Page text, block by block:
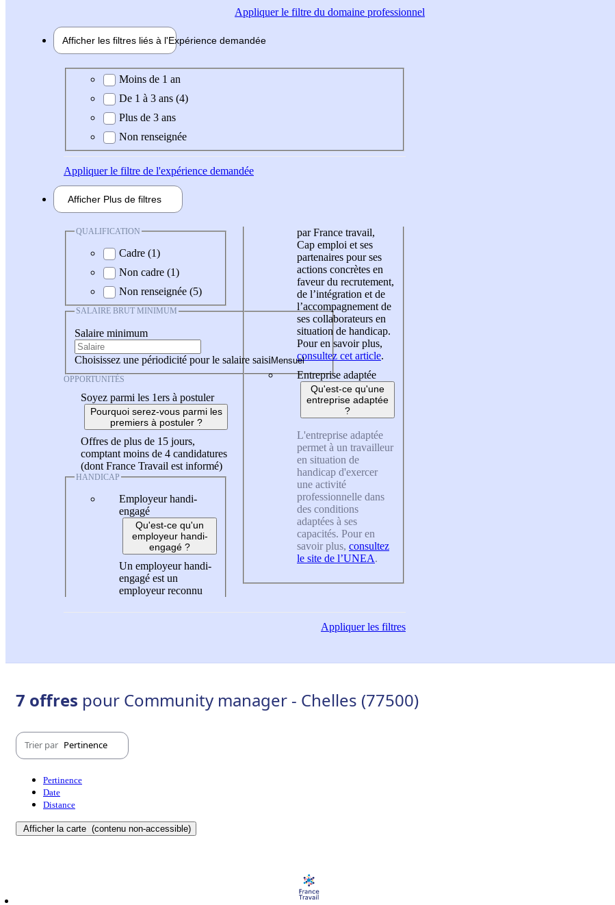
Appliquerle filtre du domaine professionnel
Afficher les filtres liés à l'Expérience demandée
Expérience demandée
Moins de 1 an
De 1 à 3 ans (4)
Plus de 3 ans
Non renseignée
Appliquerle filtre de l'expérience demandée
Afficher Plus de filtres
QUALIFICATION
Cadre (1)
Non cadre (1)
Non renseignée (5)
SALAIRE BRUT MINIMUM
Salaire minimum
Choisissez une périodicité pour le salaire saisi
OPPORTUNITÉS
Soyez parmi les 1ers à postuler
Pourquoi serez-vous parmi les
premiers à postuler ?
Offres de plus de 15 jours,
comptant moins de 4 candidatures
(dont France Travail est informé)
HANDICAP
Employeur handi-
engagé
Qu'est-ce qu'un
employeur handi-
engagé ?
Un employeur handi-
engagé est un
employeur reconnu
par France travail,
Cap emploi et ses
partenaires pour ses
actions concrètes en
faveur du recrutement,
de l’intégration et de
l’accompagnement de
ses collaborateurs en
situation de handicap.
Pour en savoir plus,
consultez cet article.
Entreprise adaptée
Qu'est-ce qu'une
entreprise adaptée
?
L'entreprise adaptée
permet à un travailleur
en situation de
handicap d'exercer
une activité
professionnelle dans
des conditions
adaptées à ses
capacités. Pour en
savoir plus, consultez
le site de l’UNEA.
Appliquerles filtres
7 offres pour Community manager - Chelles (77500)
Trier par Pertinence
Pertinence
Date
Distance
Afficher la carte (contenu non-accessible)